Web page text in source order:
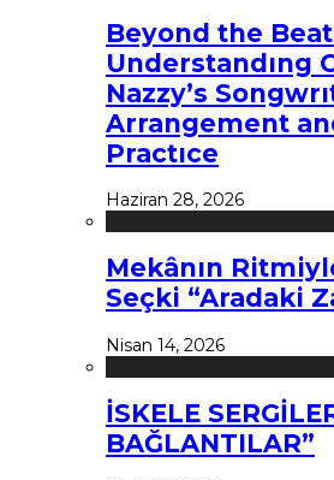
Beyond the
Understandıng
Nazzy’s
Arrangement
Practıce
Haziran 28, 2026
Mekânın
Seçki “Aradaki
Nisan 14, 2026
İSKELE
BAĞLANTILAR”